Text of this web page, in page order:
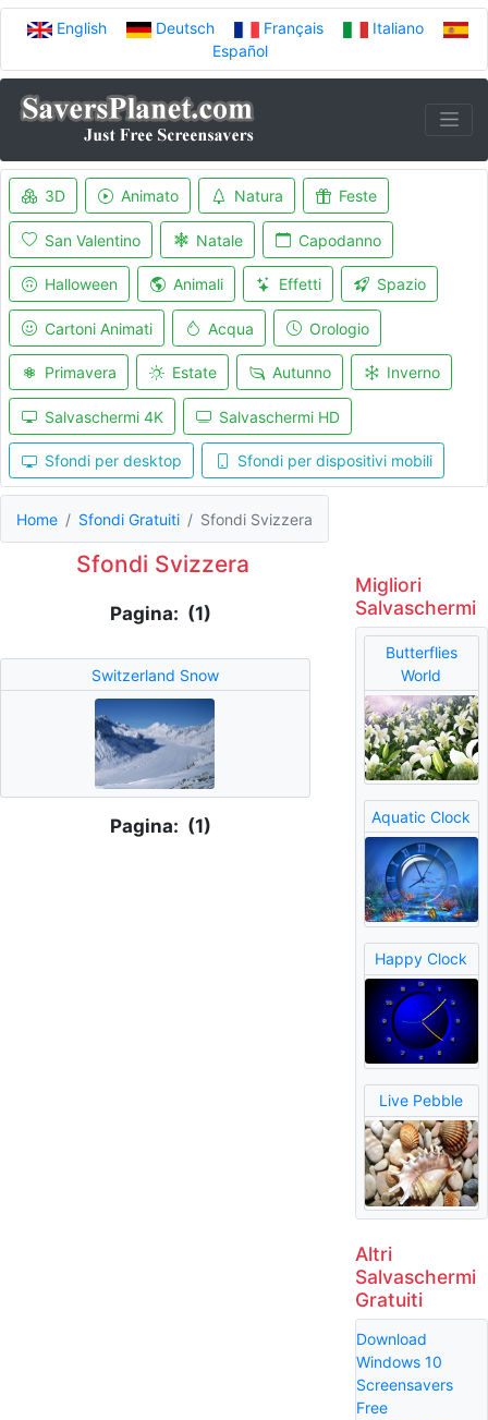
English Deutsch Français
Italiano
Español
3D Animato Natura Feste
San Valentino Natale Capodanno
Halloween Animali Effetti Spazio
Cartoni Animati Acqua Orologio
Primavera Estate Autunno Inverno
Salvaschermi 4K Salvaschermi HD
Sfondi per desktop Sfondi per dispositivi mobili
Home Sfondi Gratuiti Sfondi Svizzera
Sfondi Svizzera
Pagina: (1)
Switzerland Snow
Pagina: (1)
Migliori
Salvaschermi
Butterflies
World
Aquatic Clock
Happy Clock
Live Pebble
Altri
Salvaschermi
Gratuiti
Download
Windows 10
Screensavers
Free